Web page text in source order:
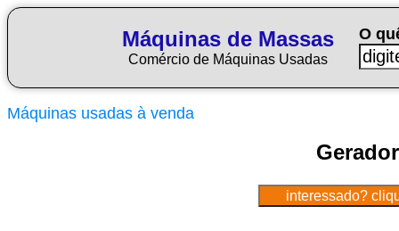
Máquinas de Massas
Comércio de Máquinas Usadas
O
Máquinas usadas à venda